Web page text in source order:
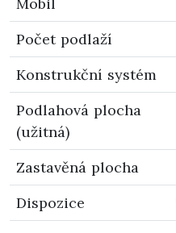
Počet podlaží
Konstrukční systém
Podlahová plocha
(užitná)
Zastavěná plocha
Dispozice